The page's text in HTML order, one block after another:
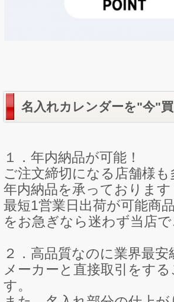
名入れカレンダーを"今"
１．年内納品が可能！
ご注文締切になる店舗様
年内納品を承っております
最短1営業日出荷が可能商
をお急ぎなら迷わず当店
２．高品質なのに業界最安
メーカーと直接取引をす
す。